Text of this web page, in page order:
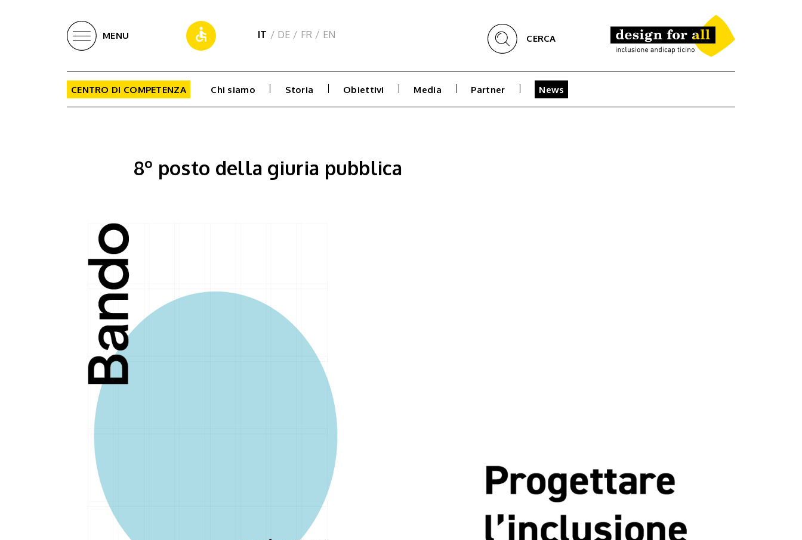
MENU IT / DE / FR / EN CERCA
CENTRO DI COMPETENZA Chi siamo Storia Obiettivi Media Partner News
8º posto della giuria pubblica